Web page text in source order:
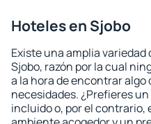
Hoteles en Sjobo
Existe una amplia
Sjobo, razón por la cual
a la hora de encontrar algo
necesidades. ¿Prefieres
incluido o, por el contrario,